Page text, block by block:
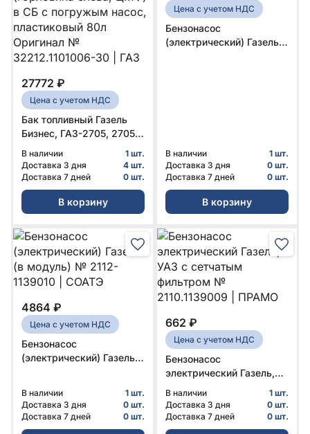
27772 ₽
Цена с учетом НДС
Бак топливный Газель
Бизнес, ГАЗ-2705, 27057,
УМЗ-42164, 421647,
EvoTech 2.7 Евро-VI, V
(горловина слева, ЦМФ)
в СБ с погружым насос,
пластиковый 80л
Оригинал №
32212.1101006-30 | ГАЗ
В наличии
1 шт.
Доставка 3 дня
4 шт.
Доставка 7 дней
0 шт.
В корзину
Цена с учетом НДС
Бензонасос
(электрический) Газель
В наличии
1 шт.
Доставка 3 дня
0 шт.
Доставка 7 дней
0 шт.
В корзину
4864 ₽
Цена с учетом НДС
Бензонасос
(электрический) Газель
В наличии
1 шт.
Доставка 3 дня
0 шт.
Доставка 7 дней
0 шт.
662 ₽
Цена с учетом НДС
Бензонасос
электрический Газель,
фильтром №
2110.1139009 | ПРАМО
В наличии
1 шт.
Доставка 3 дня
0 шт.
Доставка 7 дней
0 шт.